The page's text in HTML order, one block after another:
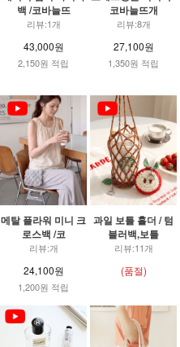
백 /코바늘뜨
리뷰:1개
43,000원
2,150원 적립
코바늘뜨개
리뷰:8개
27,100원
1,350원 적립
메탈 플라워 미니 크
로스백 /코
리뷰:개
24,100원
1,200원 적립
과일 보틀 홀더 / 텀
블러백,보틀
리뷰:11개
(품절)